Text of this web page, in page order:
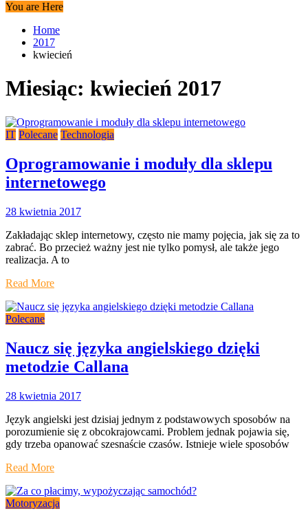
You are Here
Home
2017
kwiecień
Miesiąc: kwiecień 2017
IT Polecane Technologia
Oprogramowanie i moduły dla sklepu
internetowego
28 kwietnia 2017
Zakładając sklep internetowy, często nie mamy pojęcia, jak się za to
zabrać. Bo przecież ważny jest nie tylko pomysł, ale także jego
realizacja. A to
Read More
Polecane
Naucz się języka angielskiego dzięki
metodzie Callana
28 kwietnia 2017
Język angielski jest dzisiaj jednym z podstawowych sposobów na
porozumienie się z obcokrajowcami. Problem jednak pojawia się,
gdy trzeba opanować szesnaście czasów. Istnieje wiele sposobów
Read More
Motoryzacja